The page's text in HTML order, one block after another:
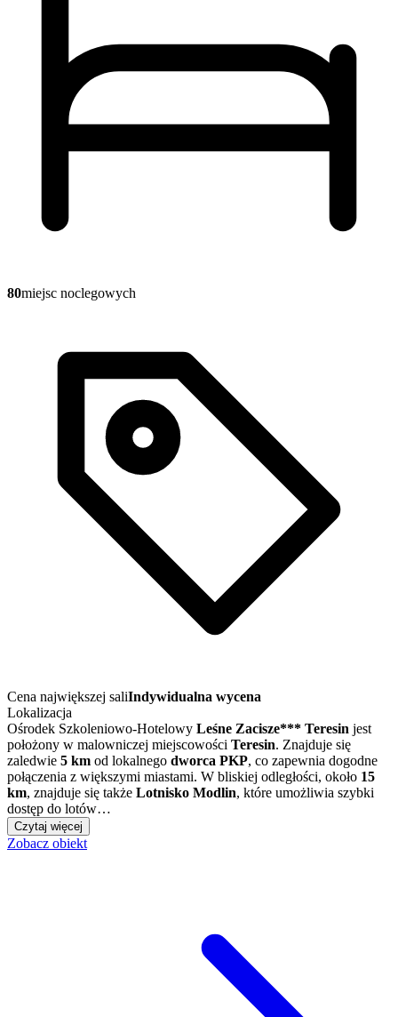
80miejsc noclegowych
Cena największej saliIndywidualna wycena
Lokalizacja
Ośrodek Szkoleniowo-Hotelowy Leśne Zacisze*** Teresin jest
położony w malowniczej miejscowości Teresin. Znajduje się
zaledwie 5 km od lokalnego dworca PKP, co zapewnia dogodne
połączenia z większymi miastami. W bliskiej odległości, około 15
km, znajduje się także Lotnisko Modlin, które umożliwia szybki
dostęp do lotów…
Czytaj więcej
Zobacz obiekt